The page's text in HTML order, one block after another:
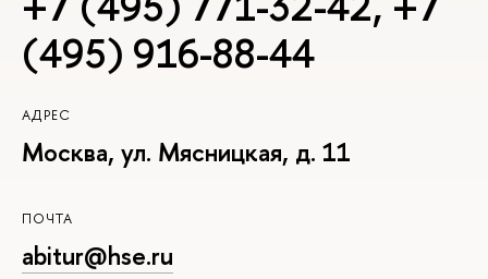
(495) 916-88-44
АДРЕС
Москва, ул. Мясницкая, д. 11
ПОЧТА
abitur@hse.ru